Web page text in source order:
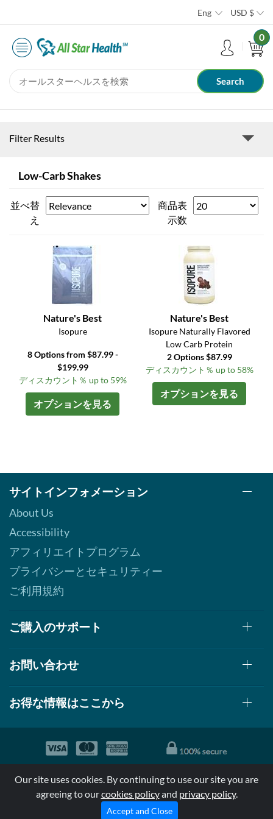
Eng USD $
0
Filter Results
Low-Carb Shakes
並べ替
え
商品表
示数
Nature's Best
Isopure
8 Options from $87.99 -
$199.99
ディスカウント％ up to 59%
オプションを見る
Nature's Best
Isopure Naturally Flavored
Low Carb Protein
2 Options $87.99
ディスカウント％ up to 58%
オプションを見る
サイトインフォメーション
About Us
Accessibility
アフィリエイトプログラム
プライバシーとセキュリティー
ご利用規約
ご購入のサポート
お問い合わせ
お得な情報はここから
*特定商品についての効果効能は米国食品医療局により評価されて
おらず病気の診断、治療、治癒又は予防する事を承認されていま
せん。
Our site uses cookies. By continuing to use our site you are
agreeing to ourcookies policyand privacy policy.
Accept and Close